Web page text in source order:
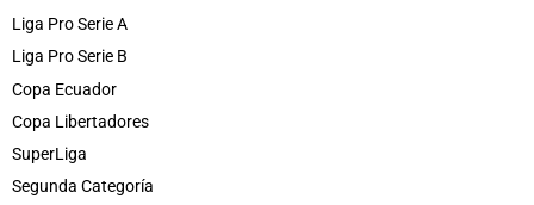
Liga Pro Serie A
Liga Pro Serie B
Copa Ecuador
Copa Libertadores
SuperLiga
Segunda Categoría